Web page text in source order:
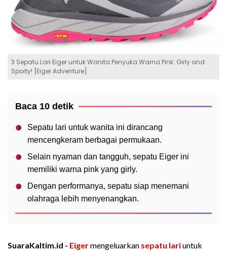
3 Sepatu Lari Eiger untuk Wanita Penyuka Warna Pink: Girly and
Sporty! [Eiger Adventure]
Baca 10 detik
Sepatu lari untuk wanita ini dirancang
mencengkeram berbagai permukaan.
Selain nyaman dan tangguh, sepatu Eiger ini
memiliki warna pink yang girly.
Dengan performanya, sepatu siap menemani
olahraga lebih menyenangkan.
SuaraKaltim.id - Eigermengeluarkan sepatu lariuntuk